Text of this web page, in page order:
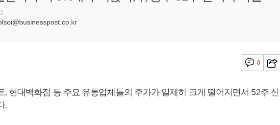
0
, 현대백화점 등 주요 유통업체들의 주가가 일제히 크게 떨어지면서 52주 신
.